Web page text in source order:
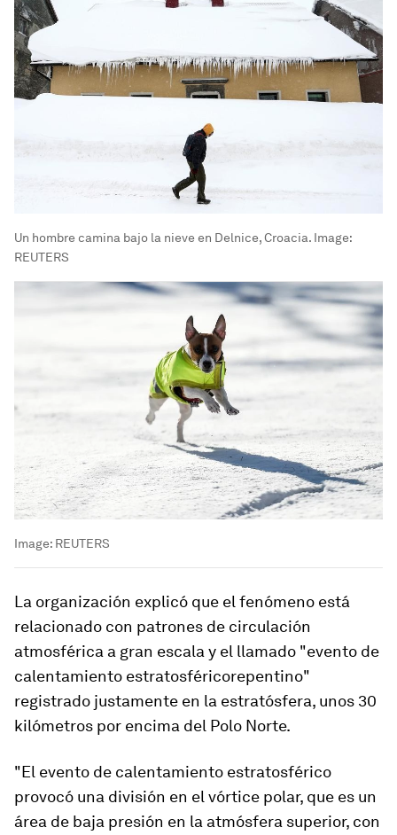
Un hombre camina bajo la nieve en Delnice, Croacia. Image:
REUTERS
Image: REUTERS
La organización explicó que el fenómeno está
relacionado con patrones de circulación
atmosférica a gran escala y el llamado "evento de
calentamiento estratosféricorepentino"
registrado justamente en la estratósfera, unos 30
kilómetros por encima del Polo Norte.
"El evento de calentamiento estratosférico
provocó una división en el vórtice polar, que es un
área de baja presión en la atmósfera superior, con